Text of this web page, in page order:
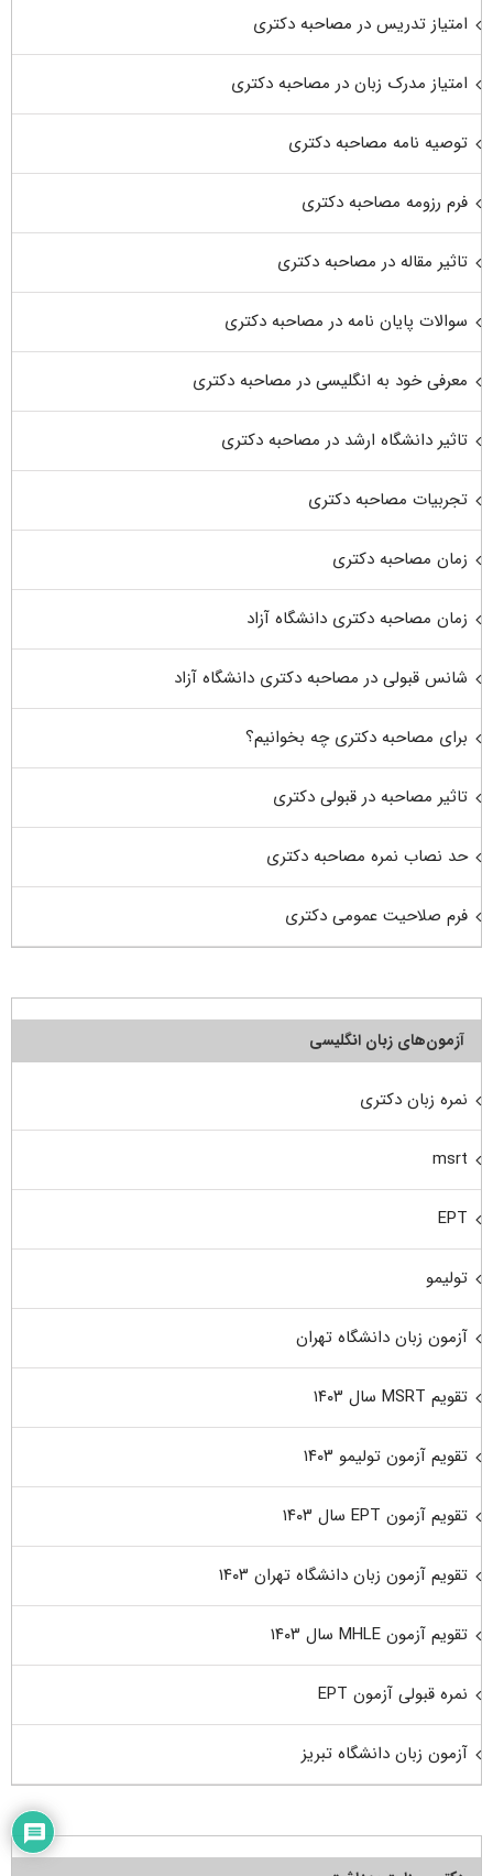
امتیاز تدریس در مصاحبه دکتری
امتیاز مدرک زبان در مصاحبه دکتری
توصیه نامه مصاحبه دکتری
فرم رزومه مصاحبه دکتری
تاثیر مقاله در مصاحبه دکتری
سوالات پایان نامه در مصاحبه دکتری
معرفی خود به انگلیسی در مصاحبه دکتری
تاثیر دانشگاه ارشد در مصاحبه دکتری
تجربیات مصاحبه دکتری
زمان مصاحبه دکتری
زمان مصاحبه دکتری دانشگاه آزاد
شانس قبولی در مصاحبه دکتری دانشگاه آزاد
برای مصاحبه دکتری چه بخوانیم؟
تاثیر مصاحبه در قبولی دکتری
حد نصاب نمره مصاحبه دکتری
فرم صلاحیت عمومی دکتری
آزمون‌های زبان انگلیسی
نمره زبان دکتری
msrt
EPT
تولیمو
آزمون زبان دانشگاه تهران
تقویم MSRT سال ۱۴۰۳
تقویم آزمون تولیمو ۱۴۰۳
تقویم آزمون EPT سال ۱۴۰۳
تقویم آزمون زبان دانشگاه تهران ۱۴۰۳
تقویم آزمون MHLE سال ۱۴۰۳
نمره قبولی آزمون EPT
آزمون زبان دانشگاه تبریز